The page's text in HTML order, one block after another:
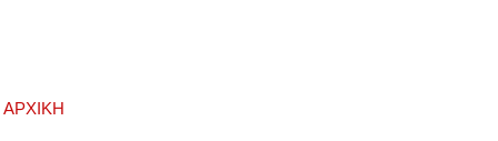
ΑΡΧΙΚΉ